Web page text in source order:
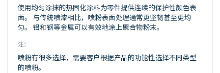
使用均匀涂抹的热固化涂料为零件提供连续的保护性颜色表
面。 与传统喷漆相比，喷粉表面处理通常更坚韧甚至更均
匀。 铝和钢等金属可以有效地涂上聚合物粉末。
注：
喷粉有很多选择，需要客户根据产品的功能性选择不同类型
的喷粉。